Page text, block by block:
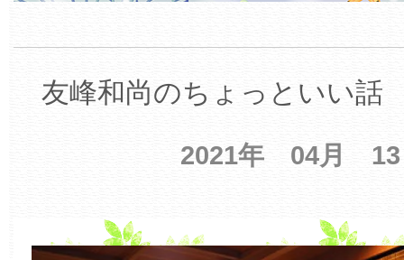
友峰和尚のちょっといい話
2021年 04月